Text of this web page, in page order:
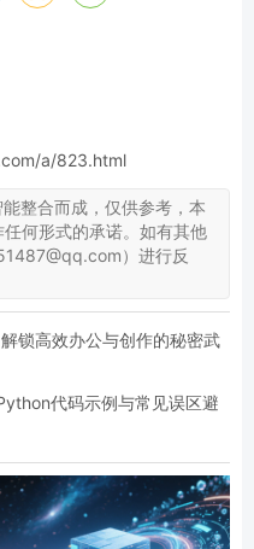
a/823.html
整合而成，仅供参考，本
何形式的承诺。如有其他
）进行反
锁高效办公与创作的秘密武
代码示例与常见误区避